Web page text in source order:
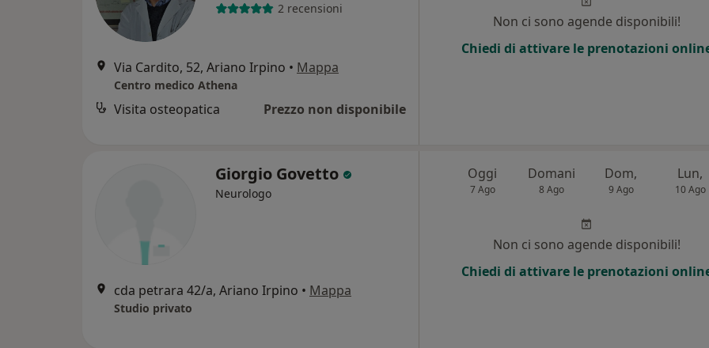
2 recensioni
Via Cardito, 52, Ariano Irpino • Mappa
Centro medico Athena
Visita osteopatica Prezzo non disponibile
Non ci sono agende disponibili!
Chiedi di attivare le prenotazioni
Giorgio Govetto
Neurologo
cda petrara 42/a, Ariano Irpino • Mappa
Studio privato
Oggi
7 Ago
Domani
8 Ago
Dom,
9 Ago
Lun,
10 Ago
Non ci sono agende disponibili!
Chiedi di attivare le prenotazioni